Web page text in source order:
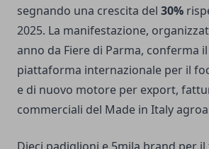
segnando una crescita del 30%
2025. La manifestazione,
anno da Fiere di Parma, conferma
piattaforma internazionale per il
e di nuovo motore per export,
commerciali del Made in Italy